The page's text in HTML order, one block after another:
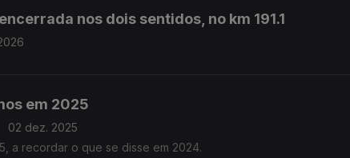
encerrada nos dois sentidos, no km 191.1
em 2025
02 dez. 2025
a recordar o que se disse em 2024.